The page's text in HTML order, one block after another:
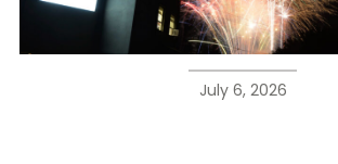
July 6, 2026